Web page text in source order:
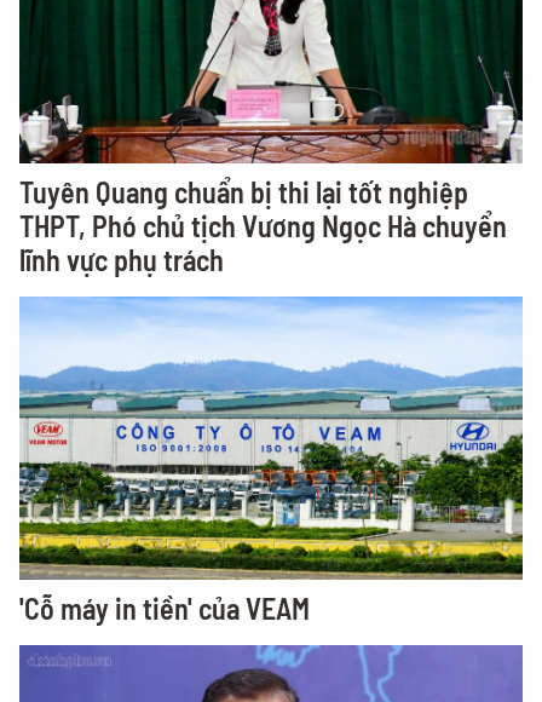
Tuyên Quang chuẩn bị thi lại tốt nghiệp
THPT, Phó chủ tịch Vương Ngọc Hà chuyển
lĩnh vực phụ trách
'Cỗ máy in tiền' của VEAM